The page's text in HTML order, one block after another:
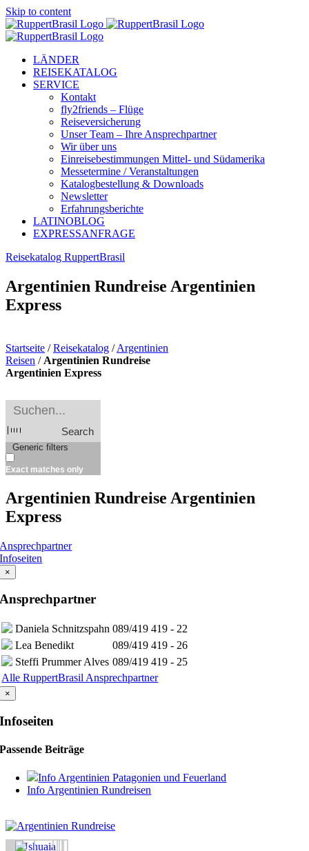
Skip to content
LÄNDER
REISEKATALOG
SERVICE
Kontakt
fly2friends – Flüge
Reiseversicherung
Unser Team – Ihre Ansprechpartner
Wir über uns
Einreisebestimmungen Mittel- und Südamerika
Messetermine / Veranstaltungen
Katalogbestellung & Downloads
Newsletter
Erfahrungsberichte
LATINOBLOG
EXPRESSANFRAGE
Reisekatalog RuppertBrasil
Argentinien Rundreise Argentinien
Express
Startseite /Reisekatalog /Argentinien
Reisen / Argentinien Rundreise
Argentinien Express
Search
Generic filters
Exact matches only
Argentinien Rundreise Argentinien
Express
Ansprechpartner
Infoseiten
×
Ansprechpartner
Daniela Schnitzspahn 089/419 419 - 22
Lea Benedikt
089/419 419 - 26
Steffi Prummer Alves 089/419 419 - 25
Alle RuppertBrasil Ansprechpartner
×
Infoseiten
Passende Beiträge
Info Argentinien Patagonien und Feuerland
Info Argentinien Rundreisen